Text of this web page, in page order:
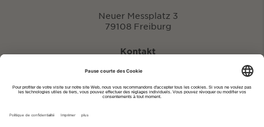
Neuer Messplatz 3
79108 Freiburg
Kontakt
eventportal@fwtm.de